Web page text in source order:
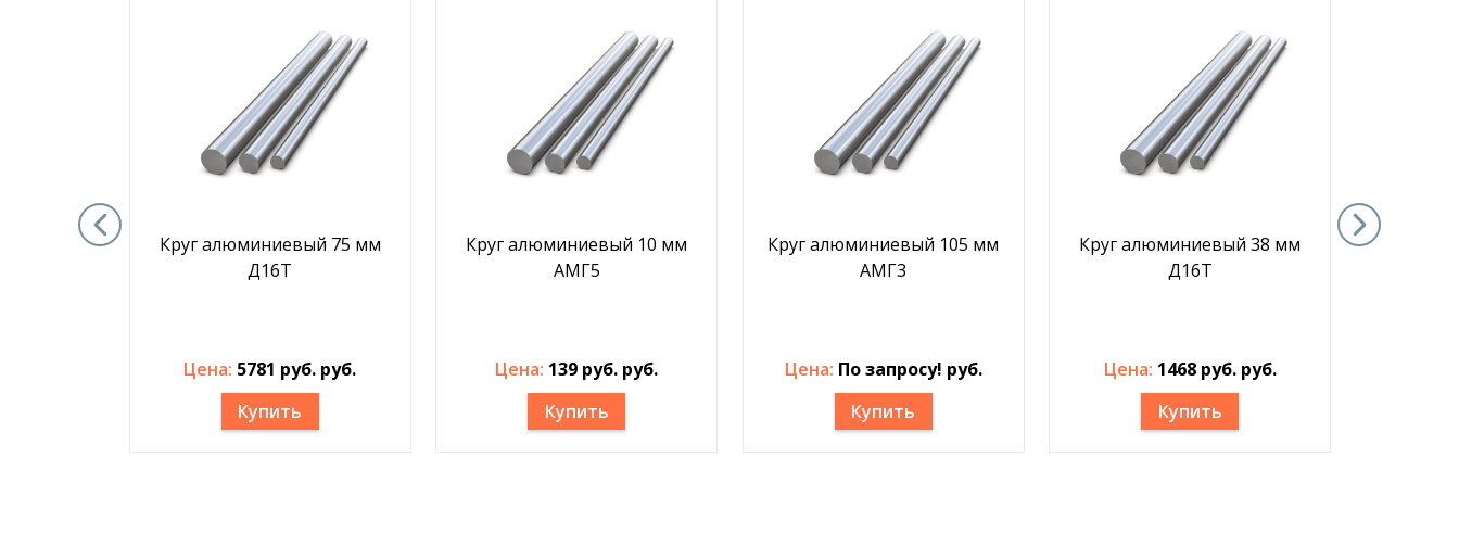
Круг алюминиевый 75 мм
Д16Т
Цена: 5781 руб. руб.
Купить
Круг алюминиевый 10 мм
АМГ5
Цена: 139 руб. руб.
Купить
Круг алюминиевый 105 мм
АМГ3
Цена: По запросу! руб.
Купить
Круг алюминиевый 38 мм
Д16Т
Цена: 1468 руб. руб.
Купить